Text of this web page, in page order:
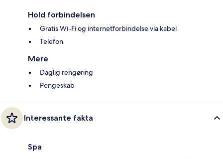
Hold forbindelsen
Gratis Wi-Fi og internetforbindelse via kabel
Telefon
Mere
Daglig rengøring
Pengeskab
Interessante fakta
Spa